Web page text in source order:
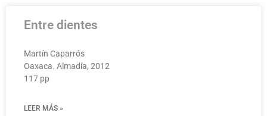
Entre dientes
Martín Caparrós
Oaxaca. Almadía, 2012
117 pp
LEER MÁS »